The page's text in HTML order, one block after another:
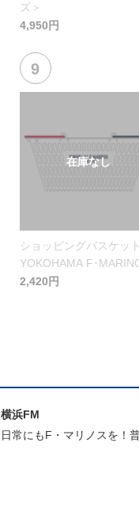
ズ＞
4,950円
ショッピングバスケッ
YOKOHAMA F･
＞ホワイト
2,420円
横浜FM
日常にもF・マリノスを！